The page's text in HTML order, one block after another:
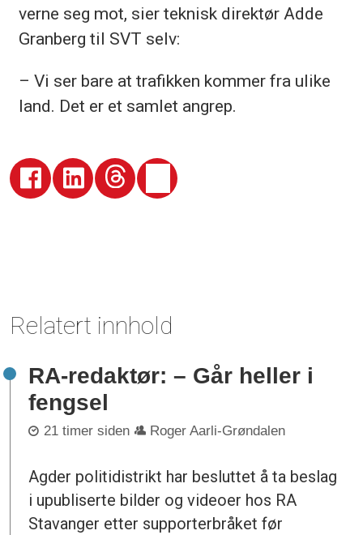
verne seg mot, sier teknisk direktør Adde
Granberg til SVT selv:
– Vi ser bare at trafikken kommer fra ulike
land. Det er et samlet angrep.
Relatert innhold
RA-redaktør: – Går heller i
fengsel
21 timer siden Roger Aarli-Grøndalen
Agder politidistrikt har besluttet å ta beslag
i upubliserte bilder og videoer hos RA
Stavanger etter supporterbråket før